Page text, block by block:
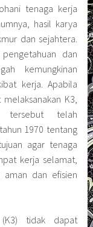
tenaga kerja
hasil karya
dan sejahtera.
dan
kemungkinan
kerja. Apabila
K3,
tersebut telah
1970 tentang
agar tenaga
kerja selamat,
dan efisien
tidak dapat